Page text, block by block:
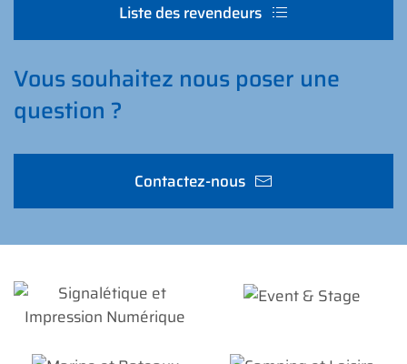
Liste des revendeurs
Vous souhaitez nous poser une
question ?
Contactez-nous
Signalé­tique et
Impression
Numérique
tiel et